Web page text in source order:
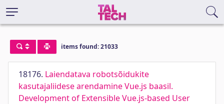
items found: 21033
18176. Laiendatava robotsõidukite
kasutajaliidese arendamine Vue.js baasil.
Development of Extensible Vue.js-based User